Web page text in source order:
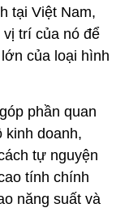
tại Việt Nam,
trí của nó để
của loại hình
phần quan
kinh doanh,
tự nguyện
tính chính
năng suất và